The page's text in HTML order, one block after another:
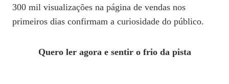
300 mil visualizações na página de vendas nos
primeiros dias confirmam a curiosidade do público.
Quero ler agora e sentir o frio da pista